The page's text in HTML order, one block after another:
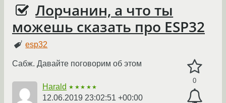
Лорчанин, а что ты
можешь сказать про ESP32
esp32
0
Сабж. Давайте поговорим об этом
Harald ★★★★★
12.06.2019 23:02:51 +00:00